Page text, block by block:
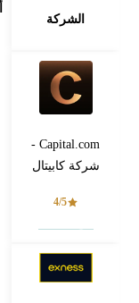
الشركة
Capital.com -
شركة كابيتال
4/5